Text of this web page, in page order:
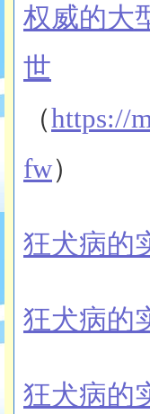
权威的大
世
（https://
fw）
狂犬病的
狂犬病的
狂犬病的